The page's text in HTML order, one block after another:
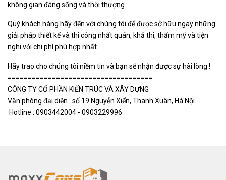
không gian đáng sống và thời thượng.
Quý khách hàng hãy đến với chúng tôi để được sở hữu ngay những
giải pháp thiết kế và thi công nhất quán, khả thi, thẩm mỹ và tiện
nghi với chi phí phù hợp nhất.
Hãy trao cho chúng tôi niềm tin và bạn sẽ nhận được sự hài lòng !
====================================
CÔNG TY CỔ PHẦN KIẾN TRÚC VÀ XÂY DỰNG
Văn phòng đại diện : số 19 Nguyễn Xiển, Thanh Xuân, Hà Nội
Hotline : 0903442004 - 0903229996